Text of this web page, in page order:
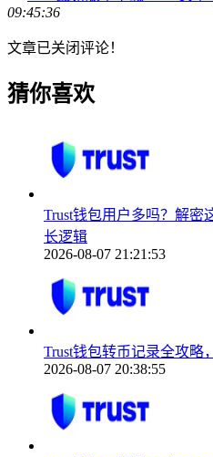
09:45:36
文章已关闭评论！
猜你喜欢
Trust钱包用户多吗？解密
长逻辑
2026-08-07 21:21:53
Trust钱包转币记录全攻略
2026-08-07 20:38:55